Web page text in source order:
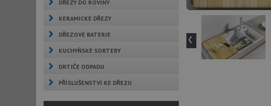
DŘEZY DO ROVINY
KERAMICKÉ DŘEZY
DŘEZOVÉ BATERIE
KUCHYŇSKÉ SORTERY
DRTIČE ODPADU
PŘÍSLUŠENSTVÍ KE DŘEZU
‹